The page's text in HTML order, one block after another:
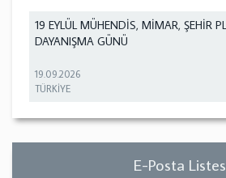
19 EYLÜL MÜHENDİS, MİMAR, ŞEHİR
DAYANIŞMA GÜNÜ
19.09.2026
TÜRKİYE
E-Posta